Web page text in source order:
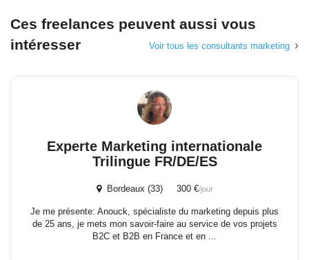
Ces freelances peuvent aussi vous
intéresser
Voir tous les consultants marketing
Experte Marketing internationale
Trilingue FR/DE/ES
Bordeaux (33) 300 €/jour
Je me présente: Anouck, spécialiste du marketing depuis plus
de 25 ans, je mets mon savoir-faire au service de vos projets
B2C et B2B en France et en ...